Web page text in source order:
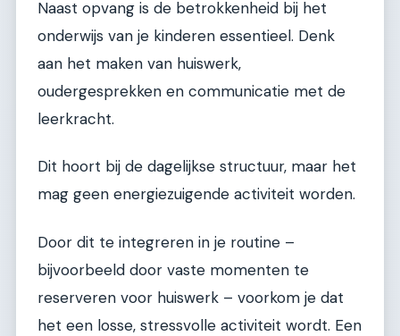
Naast opvang is de betrokkenheid bij het
onderwijs van je kinderen essentieel. Denk
aan het maken van huiswerk,
oudergesprekken en communicatie met de
leerkracht.
Dit hoort bij de dagelijkse structuur, maar het
mag geen energiezuigende activiteit worden.
Door dit te integreren in je routine –
bijvoorbeeld door vaste momenten te
reserveren voor huiswerk – voorkom je dat
het een losse, stressvolle activiteit wordt. Een